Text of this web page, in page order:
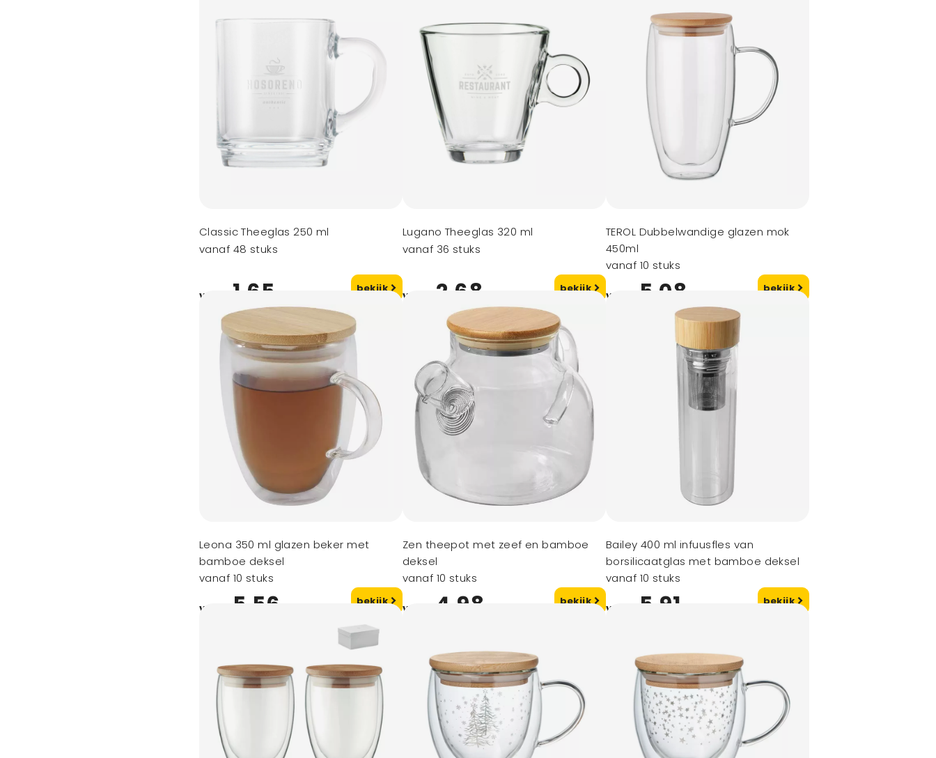
Classic Theeglas 250 ml
vanaf 48 stuks
vanaf 1,65 bekijk
Lugano Theeglas 320 ml
vanaf 36 stuks
vanaf 2,68 bekijk
TEROL Dubbelwandige glazen mok
450ml
vanaf 10 stuks
vanaf 5,08 bekijk
Leona 350 ml glazen beker met
bamboe deksel
vanaf 10 stuks
vanaf 5,56 bekijk
Zen theepot met zeef en bamboe
deksel
vanaf 10 stuks
vanaf 4,98 bekijk
Bailey 400 ml infuusfles van
borsilicaatglas met bamboe deksel
vanaf 10 stuks
vanaf 5,91 bekijk